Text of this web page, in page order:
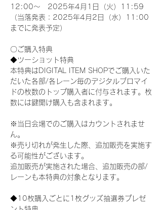
12:00～　2025年4月1日（火）11:59
（当落発表：2025年4月2日（水）11:00
までに発表予定）
〇ご購入特典
◆ツーショット特典
本特典はDIGITAL ITEM SHOPでご購入いた
だいた各部/各レーン毎のデジタルブロマイ
ドの枚数のトップ購入者に付与されます。枚
数には鍵開け購入も含まれます。
※当日会場でのご購入はカウントされませ
ん。
※売り切れが発生した際、追加販売を実施す
る可能性がございます。
追加販売が実施された場合、追加販売の部/
レーンも本特典の対象となります。
◆10枚購入ごとに1枚グッズ抽選券プレゼ